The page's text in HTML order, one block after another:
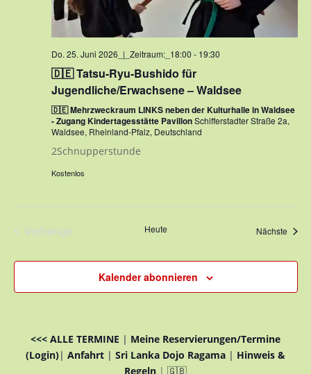
Do. 25. Juni 2026_|_Zeitraum:_18:00 - 19:30
🇩🇪 Tatsu-Ryu-Bushido für
Jugendliche/Erwachsene – Waldsee
🇩🇪 Mehrzweckraum LINKS neben der Kulturhalle in Waldsee
- Zugang Kindertagesstätte PavillonSchifferstadter Straße 2a,
Waldsee, Rheinland-Pfalz, Deutschland
2Schnupperstunde
Kostenlos
Vorherige
Heute Nächste
Kalender abonnieren
<<< ALLE TERMINE | Meine Reservierungen/Termine
(Login)| Anfahrt | Sri Lanka Dojo Ragama | Hinweis &
Regeln | 🇬🇧